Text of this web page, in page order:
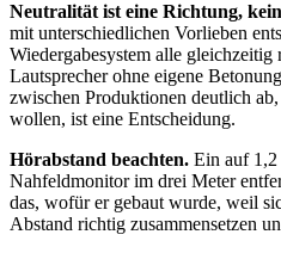
Neutralität ist eine Richtung,
mit unterschiedlichen Vorlieben
Wiedergabesystem alle
Lautsprecher ohne eigene
zwischen Produktionen deutlich
wollen, ist eine Entscheidung.
Hörabstand beachten. Ein auf 1,2
Nahfeldmonitor im drei Meter
das, wofür er gebaut wurde, weil
Abstand richtig zusammensetzen